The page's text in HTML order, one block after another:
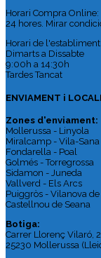
Horari Compra Online:
24 hores. Mirar
Horari de l'establiment:
Dimarts a Dissabte
9:00h a 14:30h
Tardes Tancat
ENVIAMENT i
Zones d'enviament:
Mollerussa - Linyola
Miralcamp - Vila-Sana
Fondarella - Poal
Golmés - Torregrossa
Sidamon - Juneda
Vallverd - Els Arcs
Puiggròs - Vilanova
Castellnou de Seana
Botiga:
Carrer Llorenç Vilaró, 2
25230 Mollerussa